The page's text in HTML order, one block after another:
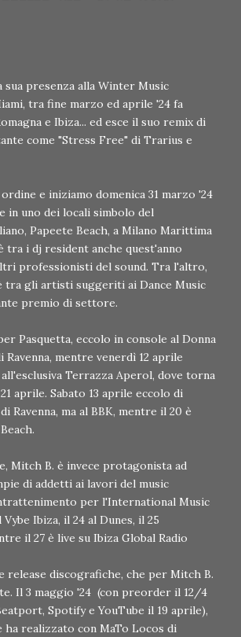
sua presenza alla Winter Music
tra fine marzo ed aprile '24 fa
e Ibiza... ed esce il suo remix di
come "Stress Free" di Trarius e
e iniziamo domenica 31 marzo '24
in uno dei locali simbolo del
Papeete Beach, a Milano Marittima
tra i dj resident anche quest'anno
professionisti del sound. Tra l'altro,
tra gli artisti suggeriti ai Dance Music
premio di settore.
Pasquetta, eccolo in console al Donna
Ravenna, mentre venerdì 12 aprile
Terrazza Aperol, dove torna
aprile. Sabato 13 aprile eccolo di
Ravenna, ma al BBK, mentre il 20 è
Mitch B. è invece protagonista ad
di addetti ai lavori del music
per l'International Music
Vybe Ibiza, il 24 al Dunes, il 25
il 27 è live su Ibiza Global Radio
release discografiche, che per Mitch B.
Il 3 maggio '24 (con preorder il 12/4
Spotify e YouTube il 19 aprile),
ha realizzato con MaTo Locos di